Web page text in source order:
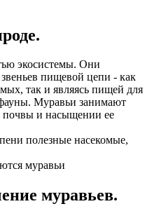
экосистемы. Они
пищевой цепи - как
так и являясь пищей для
Муравьи занимают
почвы и насыщении ее
полезные насекомые,
муравьев.